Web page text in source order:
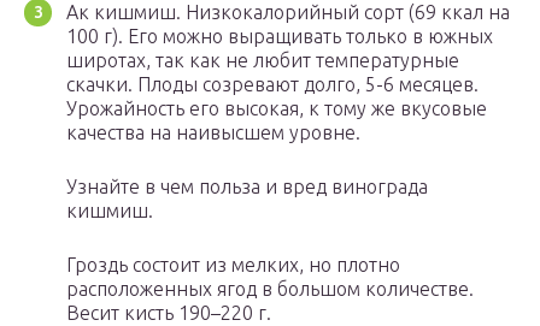
Ак кишмиш. Низкокалорийный сорт (69 ккал на
100 г). Его можно выращивать только в южных
широтах, так как не любит температурные
скачки. Плоды созревают долго, 5-6 месяцев.
Урожайность его высокая, к тому же вкусовые
качества на наивысшем уровне.
Узнайте в чем польза и вред винограда
кишмиш.
Гроздь состоит из мелких, но плотно
расположенных ягод в большом количестве.
Весит кисть 190–220 г.